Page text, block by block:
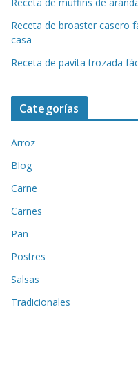
Receta de broaster casero
casa
Receta de pavita trozada
Categorías
Arroz
Blog
Carne
Carnes
Pan
Postres
Salsas
Tradicionales